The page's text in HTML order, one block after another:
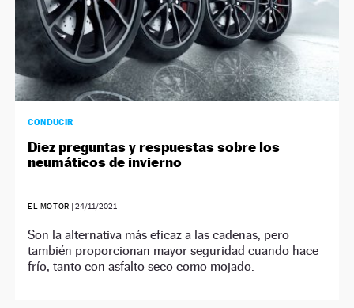
CONDUCIR
Diez preguntas y respuestas sobre los
neumáticos de invierno
EL MOTOR | 24/11/2021
Son la alternativa más eficaz a las cadenas, pero
también proporcionan mayor seguridad cuando hace
frío, tanto con asfalto seco como mojado.